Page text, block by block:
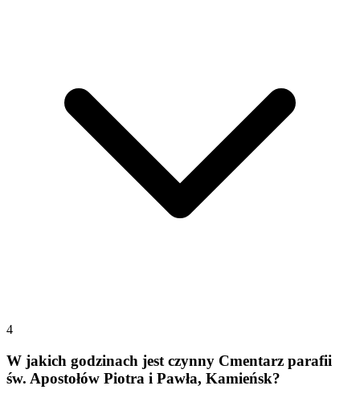
4
W jakich godzinach jest czynny Cmentarz parafii
św. Apostołów Piotra i Pawła, Kamieńsk?